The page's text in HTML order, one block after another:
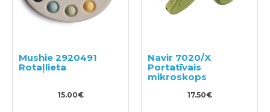
Mushie 2920491
Rotaļlieta
15.00€
Navir 7020/X
Portatīvais
mikroskops
17.50€